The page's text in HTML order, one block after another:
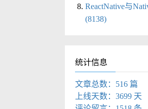
ReactNative与
(8138)
统计信息
文章总数：516 篇
上线天数：3699 天